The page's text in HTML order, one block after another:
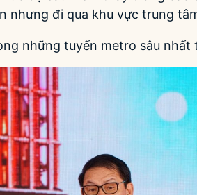
nhưng đi qua khu vực trung
những tuyến metro sâu nhất